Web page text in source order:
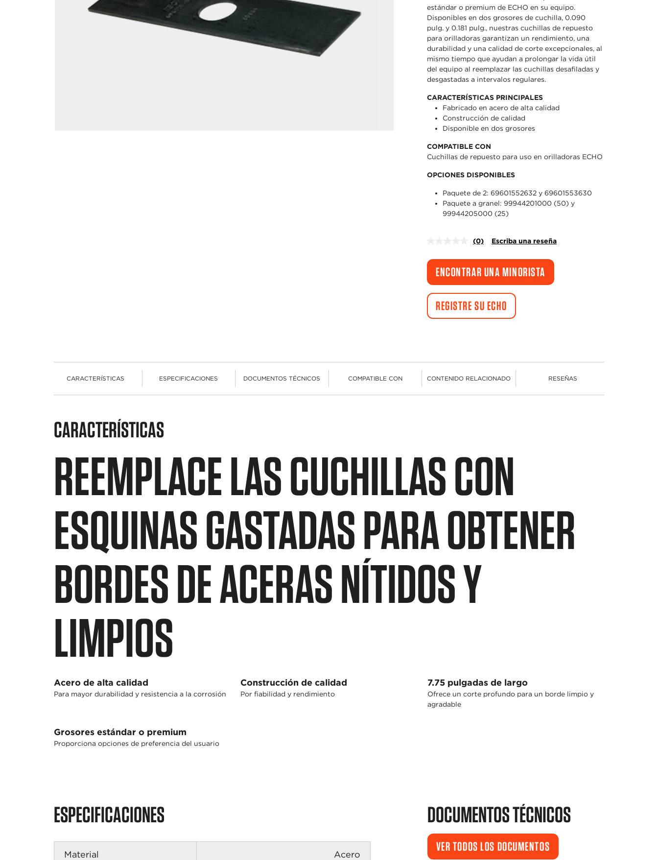
estándar o premium de ECHO en su equipo.
Disponibles en dos grosores de cuchilla, 0.090
pulg. y 0.181 pulg., nuestras cuchillas de repuesto
para orilladoras garantizan un rendimiento, una
durabilidad y una calidad de corte excepcionales, al
mismo tiempo que ayudan a prolongar la vida útil
del equipo al reemplazar las cuchillas desafiladas y
desgastadas a intervalos regulares.
CARACTERÍSTICAS PRINCIPALES
Fabricado en acero de alta calidad
Construcción de calidad
Disponible en dos grosores
COMPATIBLE CON
Cuchillas de repuesto para uso en orilladoras ECHO
OPCIONES DISPONIBLES
Paquete de 2: 69601552632 y 69601553630
Paquete a granel: 99944201000 (50) y
99944205000 (25)
Sin
Enlace
en
la
misma
página.
(0) Escriba una reseña
ENCONTRAR UNA MINORISTA
REGISTRE SU ECHO
CARACTERÍSTICAS ESPECIFICACIONES DOCUMENTOS TÉCNICOS COMPATIBLE CON CONTENIDO RELACIONADO RESEÑAS
CARACTERÍSTICAS
REEMPLACE LAS CUCHILLAS CON
ESQUINAS GASTADAS PARA OBTENER
BORDES DE ACERAS NÍTIDOS Y
LIMPIOS
Acero de alta calidad
Para mayor durabilidad y resistencia a la corrosión
Construcción de calidad
Por fiabilidad y rendimiento
7.75 pulgadas de largo
Ofrece un corte profundo para un borde limpio y
agradable
Grosores estándar o premium
Proporciona opciones de preferencia del usuario
ESPECIFICACIONES
Material Acero
DOCUMENTOS TÉCNICOS
VER TODOS LOS DOCUMENTOS